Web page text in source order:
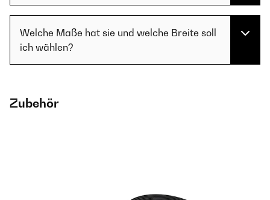
Welche Maße hat sie und welche Breite soll
ich wählen?
Zubehör